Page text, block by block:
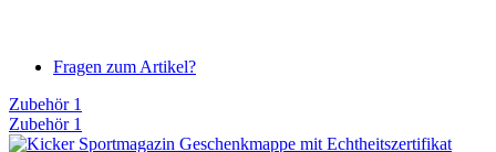
Fragen zum Artikel?
Zubehör 1
Zubehör 1